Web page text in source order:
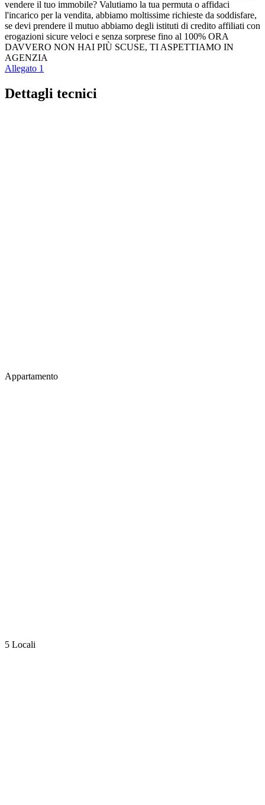
vendere il tuo immobile? Valutiamo la tua permuta o affidaci
l'incarico per la vendita, abbiamo moltissime richieste da soddisfare,
se devi prendere il mutuo abbiamo degli istituti di credito affiliati con
erogazioni sicure veloci e senza sorprese fino al 100% ORA
DAVVERO NON HAI PIÙ SCUSE, TI ASPETTIAMO IN
AGENZIA
Allegato 1
Dettagli tecnici
Appartamento
5 Locali